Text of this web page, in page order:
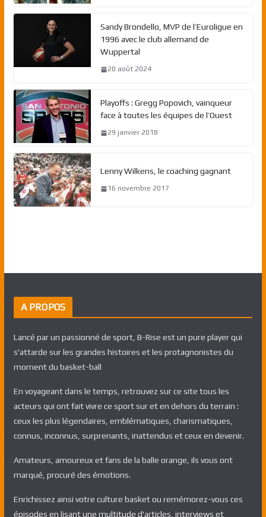
Sandy Brondello, MVP de l’Euroligue en
1996 avec le club allemand de
Wuppertal
20 août 2024
Playoffs : Gregg Popovich, vainqueur
face à toutes les équipes de l’Ouest
29 janvier 2018
Lenny Wilkens, le coaching gagnant
16 novembre 2017
A PROPOS
Lancé par un passionné de sport, B-Rise est un pure player qui
s'attarde sur les grandes histoires et les protagnonistes du
moment du basket-ball
En voyageant dans le temps, retrouvez sur ce site tous les
acteurs qui ont fait vivre ce sport sur et en dehors du terrain :
ceux les plus légendaires, emblématiques, charismatiques,
connus, inconnus, surprenants, inattendus et ceux en devenir.
Amateurs, amoureux et fans de la balle orange, ils vous ont
marqué, procuré des émotions.
Enrichissez ainsi votre culture basket ou remémorez-vous ces
épisodes en lisant une multitude d'articles, interviews et